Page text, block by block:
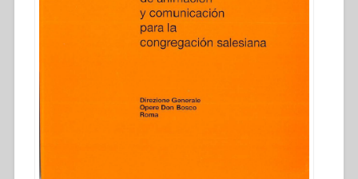
du
Sud”